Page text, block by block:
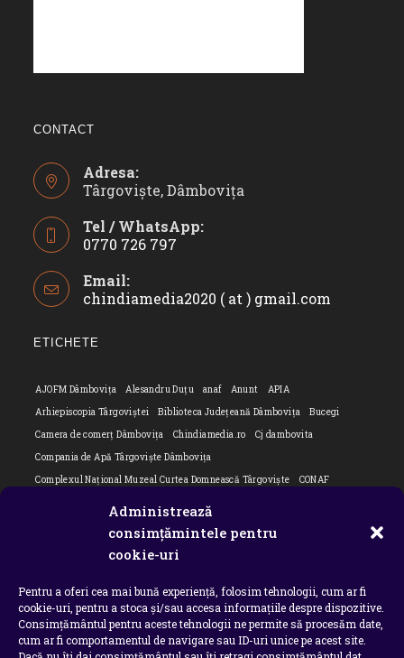
Administrează
consimțămintele pentru
cookie-uri
Pentru a oferi cea mai bună experiență, folosim tehnologii, cum ar fi
cookie-uri, pentru a stoca și/sau accesa informațiile despre dispozitive.
Consimțământul pentru aceste tehnologii ne permite să procesăm date,
cum ar fi comportamentul de navigare sau ID-uri unice pe acest site.
CONTACT
Adresa:
Târgoviște, Dâmbovița
Tel / WhatsApp:
0770 726 797
in
your
Email:
chindiamedia2020 ( at ) gmail.com
ETICHETE
AJOFM Dâmbovița Alesandru Duțu anaf Anunt
APIA
Arhiepiscopia Târgoviștei
Biblioteca Județeană Dâmbovița
Bucegi
Camera de comerț Dâmbovița
Chindiamedia.ro
Cj dambovita
Compania de Apă Târgoviște Dâmbovița
Complexul Național Muzeal Curtea Domnească Târgoviște
CONAF
Flori Bungete
intreruperi energie electrica
ipj dambovita
MApN
Ministerul Educației ministerul sanatatii
Nu-ți uita istoria
Oana Filip
Prefectura dambovita Primaria Dragodana
Primaria Lucieni
primaria Răzvad
Primaria Ulmi primăria Târgoviște
PSD Dambovita